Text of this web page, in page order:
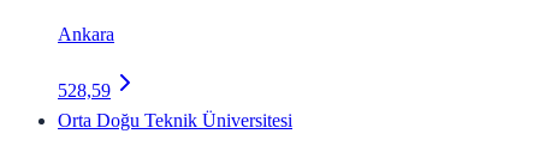
Ankara
528,59
Orta Doğu Teknik Üniversitesi